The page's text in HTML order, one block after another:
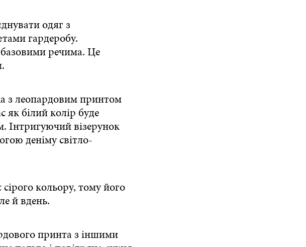
одяг з
гардеробу.
речима. Це
з леопардовим принтом
як білий колір буде
Інтригуючий візерунок
деніму світло-
кольору, тому його
й вдень.
принта з іншими